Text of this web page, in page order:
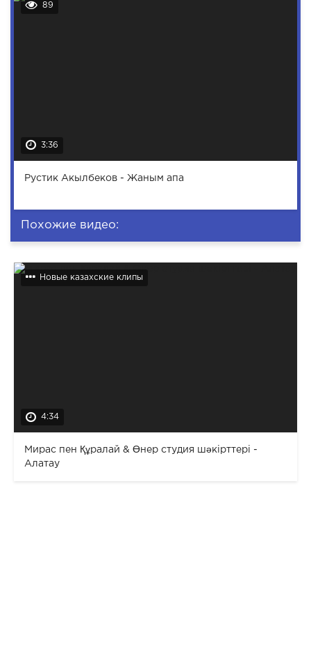
89
3:36
Рустик Акылбеков - Жаным апа
Похожие видео:
Новые казахские клипы
4:34
Мирас пен Құралай & Өнер студия шәкірттері -
Алатау